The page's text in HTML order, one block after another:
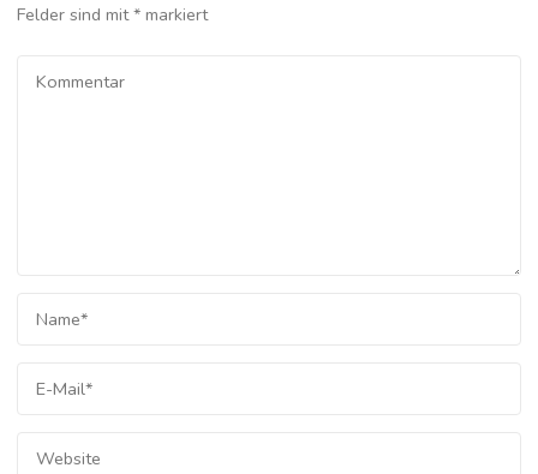
Felder sind mit* markiert